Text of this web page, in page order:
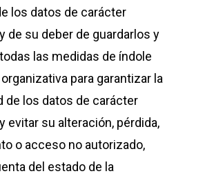
los datos de carácter
de su deber de guardarlos y
las medidas de índole
para garantizar la
de los datos de carácter
evitar su alteración, pérdida,
o acceso no autorizado,
del estado de la